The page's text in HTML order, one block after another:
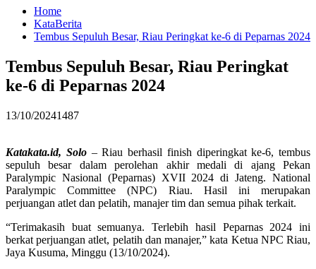
Home
KataBerita
Tembus Sepuluh Besar, Riau Peringkat ke-6 di Peparnas 2024
Tembus Sepuluh Besar, Riau Peringkat
ke-6 di Peparnas 2024
13/10/20241487
Katakata.id, Solo– Riau berhasil finish diperingkat ke-6, tembus
sepuluh besar dalam perolehan akhir medali di ajang Pekan
Paralympic Nasional (Peparnas) XVII 2024 di Jateng. National
Paralympic Committee (NPC) Riau. Hasil ini merupakan
perjuangan atlet dan pelatih, manajer tim dan semua pihak terkait.
“Terimakasih buat semuanya. Terlebih hasil Peparnas 2024 ini
berkat perjuangan atlet, pelatih dan manajer,” kata Ketua NPC Riau,
Jaya Kusuma, Minggu (13/10/2024).